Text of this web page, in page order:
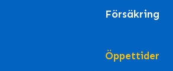
Försäkring
Öppettider